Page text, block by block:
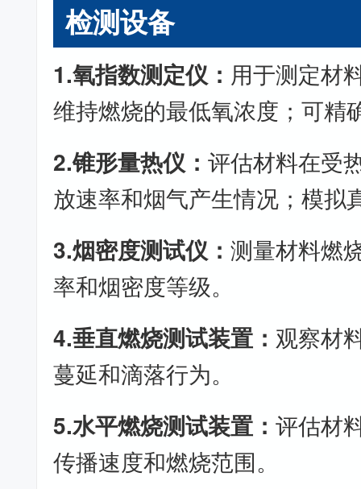
检测设备
1.氧指数测定仪： 用于测定材
维持燃烧的最低氧浓度；可精
2.锥形量热仪：评估材料在受
放速率和烟气产生情况；模拟
3.烟密度测试仪：测量材料燃
率和烟密度等级。
4.垂直燃烧测试装置： 观察材
蔓延和滴落行为。
5.水平燃烧测试装置：评估材
传播速度和燃烧范围。